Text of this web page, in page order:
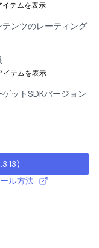
イテムを表示
テンツのレーティング
イテムを表示
ゲットSDKバージョン
)
ル方法